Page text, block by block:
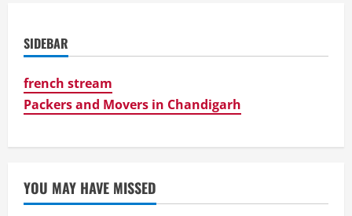
SIDEBAR
french stream
Packers and Movers in Chandigarh
YOU MAY HAVE MISSED